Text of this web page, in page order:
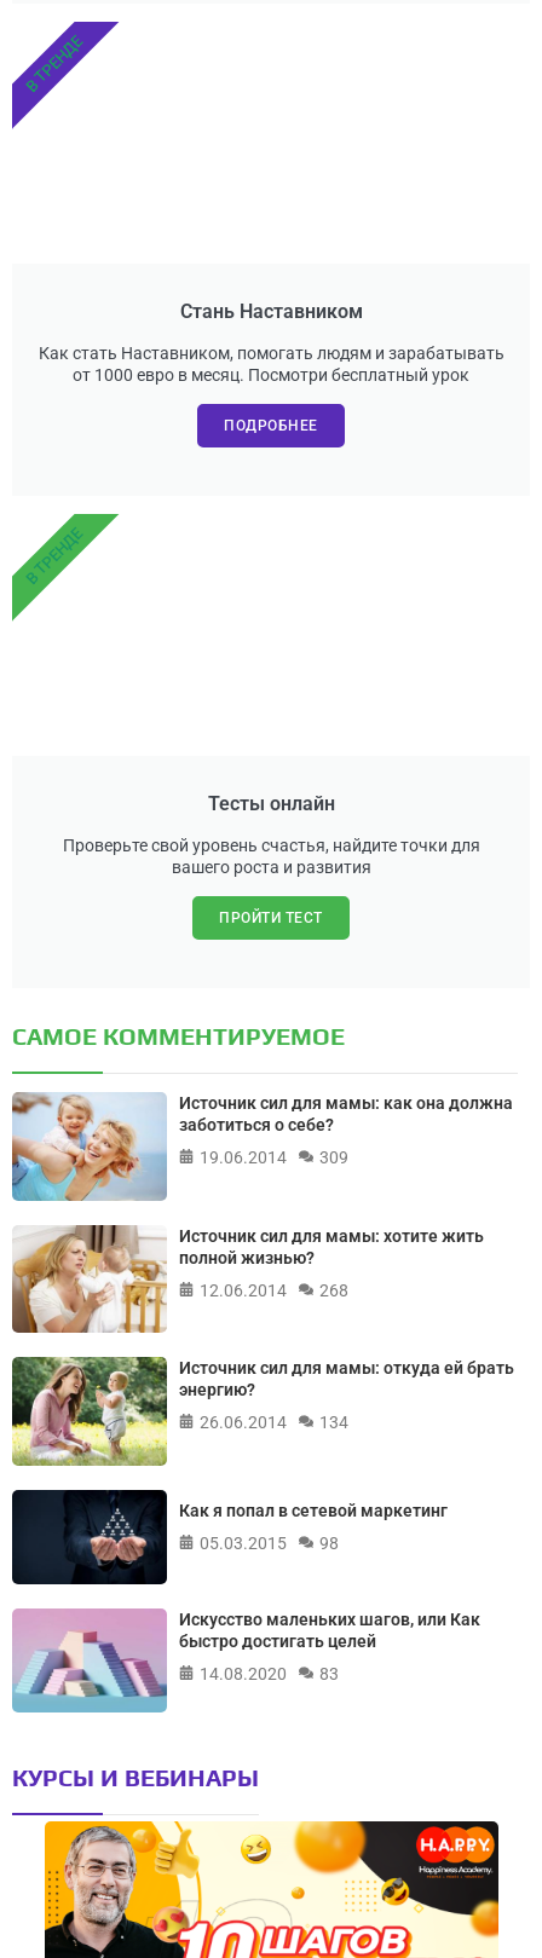
Стань Наставником
Как стать Наставником, помогать людям и зарабатывать
от 1000 евро в месяц. Посмотри бесплатный урок
ПОДРОБНЕЕ
В ТРЕНДЕ
Тесты онлайн
Проверьте свой уровень счастья, найдите точки для
вашего роста и развития
ПРОЙТИ ТЕСТ
В ТРЕНДЕ
САМОЕ КОММЕНТИРУЕМОЕ
Источник сил для мамы: как она должна
заботиться о себе?
19.06.2014
309
Источник сил для мамы: хотите жить
полной жизнью?
12.06.2014
268
Источник сил для мамы: откуда ей брать
энергию?
26.06.2014
134
Как я попал в сетевой маркетинг
05.03.2015
98
Искусство маленьких шагов, или Как
быстро достигать целей
14.08.2020
83
КУРСЫ И ВЕБИНАРЫ